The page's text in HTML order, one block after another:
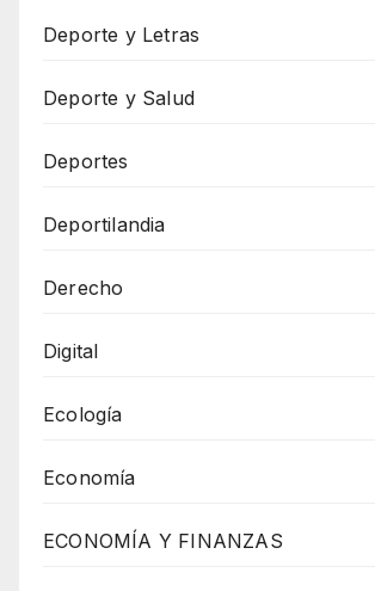
Deporte y Letras
Deporte y Salud
Deportes
Deportilandia
Derecho
Digital
Ecología
Economía
ECONOMÍA Y FINANZAS